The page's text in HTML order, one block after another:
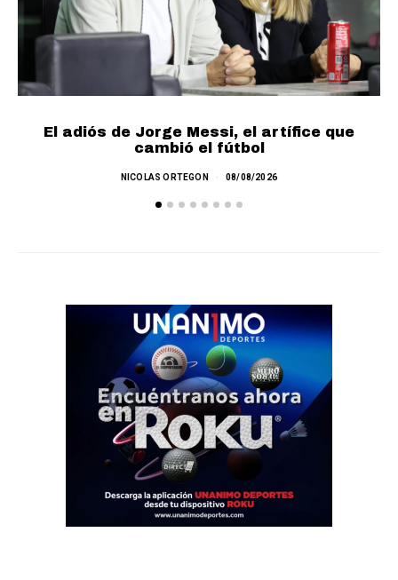
El adiós de Jorge Messi, el artífice que
cambió el fútbol
NICOLAS ORTEGON 08/08/2026